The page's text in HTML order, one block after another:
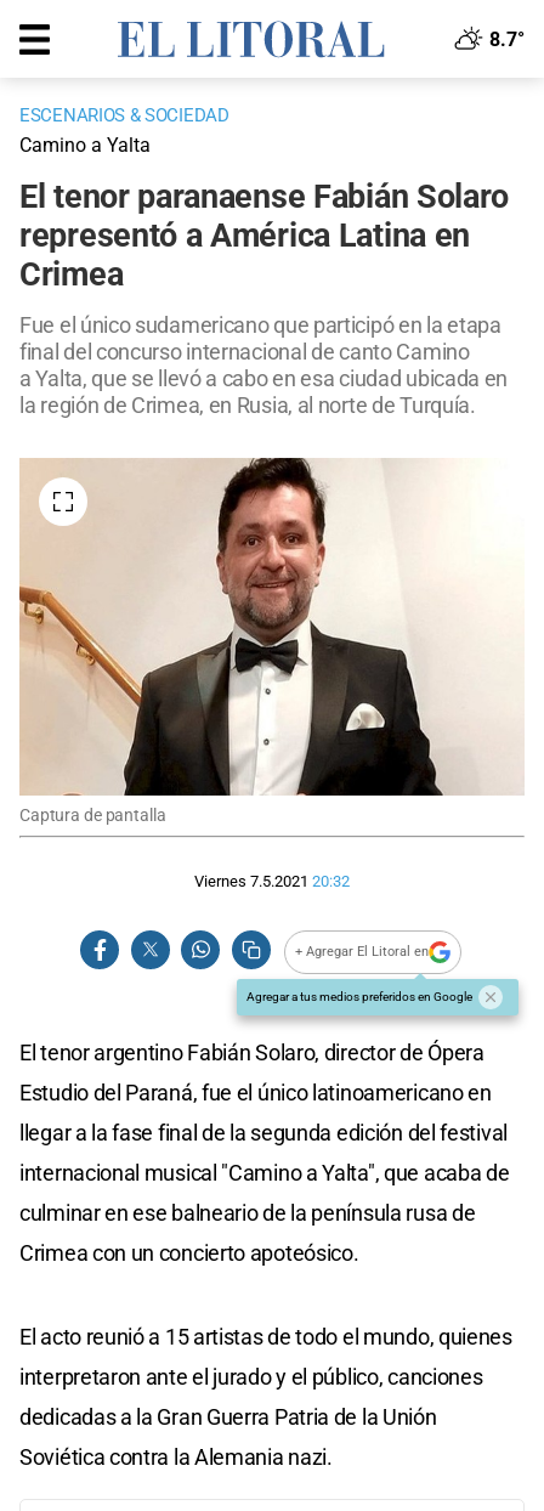
8.7°
ESCENARIOS & SOCIEDAD
Camino a Yalta
El tenor paranaense Fabián Solaro
representó a América Latina en
Crimea
Fue el único sudamericano que participó en la etapa
final del concurso internacional de canto Camino
a Yalta, que se llevó a cabo en esa ciudad ubicada en
la región de Crimea, en Rusia, al norte de Turquía.
Captura de pantalla
Viernes 7.5.2021 20:32
+ Agregar El Litoral en
Agregar a tus medios preferidos en Google
El tenor argentino Fabián Solaro, director de Ópera
Estudio del Paraná, fue el único latinoamericano en
llegar a la fase final de la segunda edición del festival
internacional musical "Camino a Yalta", que acaba de
culminar en ese balneario de la península rusa de
Crimea con un concierto apoteósico.
El acto reunió a 15 artistas de todo el mundo, quienes
interpretaron ante el jurado y el público, canciones
dedicadas a la Gran Guerra Patria de la Unión
Soviética contra la Alemania nazi.